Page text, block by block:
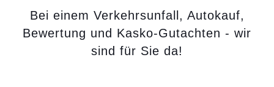
Bei einem Verkehrsunfall, Autokauf,
Bewertung und Kasko-Gutachten - wir
sind für Sie da!